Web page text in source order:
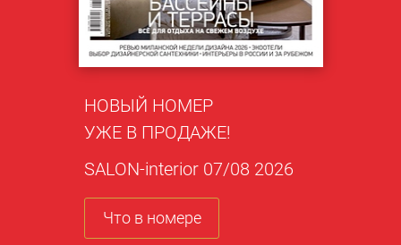
НОВЫЙ НОМЕР
УЖЕ В ПРОДАЖЕ!
SALON-interior 07/08 2026
Что в номере